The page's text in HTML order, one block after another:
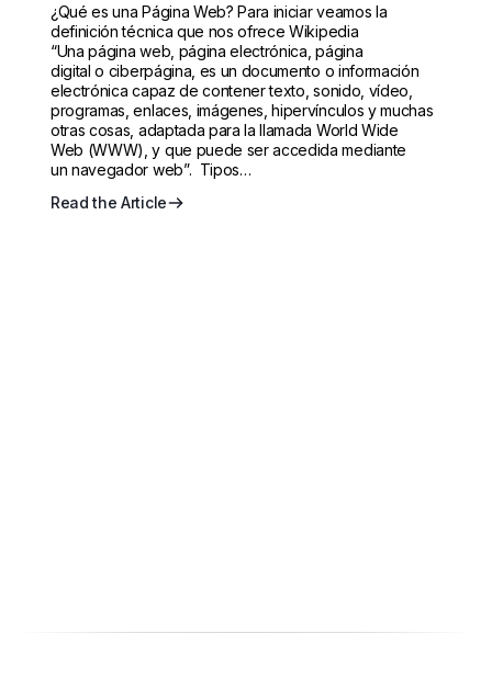
¿Qué es una Página Web? Para iniciar veamos la
definición técnica que nos ofrece Wikipedia
“Una página web, página electrónica, página
digital o ciberpágina, es un documento o información
electrónica capaz de contener texto, sonido, vídeo,
programas, enlaces, imágenes, hipervínculos y muchas
otras cosas, adaptada para la llamada World Wide
Web (WWW), y que puede ser accedida mediante
un navegador web”. Tipos…
Read the Article